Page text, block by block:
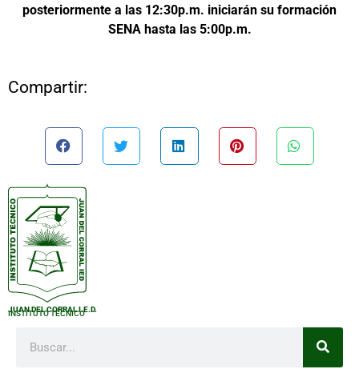
posteriormente a las 12:30p.m. iniciarán su formación
SENA hasta las 5:00p.m.
Compartir:
INSTITUTO TÉCNICO
JUAN DEL CORRAL I.E.D.